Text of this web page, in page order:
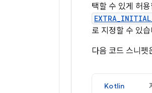
택할 수 있게 허
로 지정할 수 있
다음 코드 스니펫
Kotlin